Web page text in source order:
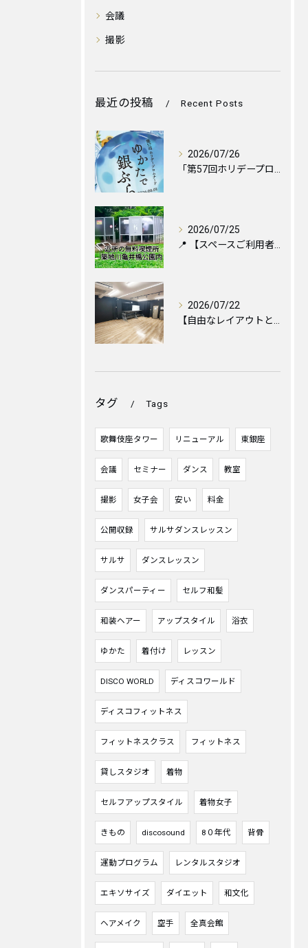
会議
撮影
最近の投稿 Recent Posts
2026/07/26
「第57回ホリデープロムナード ゆかたで銀ぶら2026」に伴...
2026/07/25
📍 【スペースご利用者様へ】お近くの喫煙所のご案内と便利な設...
2026/07/22
【自由なレイアウトと心地よい空間づくりのために🪑✨】
タグ Tags
歌舞伎座タワー リニューアル 東銀座
会議 セミナー ダンス 教室
撮影 女子会 安い 料金
公開収録 サルサダンスレッスン
サルサ ダンスレッスン
ダンスパーティー セルフ和髪
和装ヘアー アップスタイル 浴衣
ゆかた 着付け レッスン
DISCO WORLD ディスコワールド
ディスコフィットネス
フィットネスクラス フィットネス
貸しスタジオ 着物
セルフアップスタイル 着物女子
きもの discosound 8０年代 背骨
運動プログラム レンタルスタジオ
エキソサイズ ダイエット 和文化
ヘアメイク 空手 全真会館